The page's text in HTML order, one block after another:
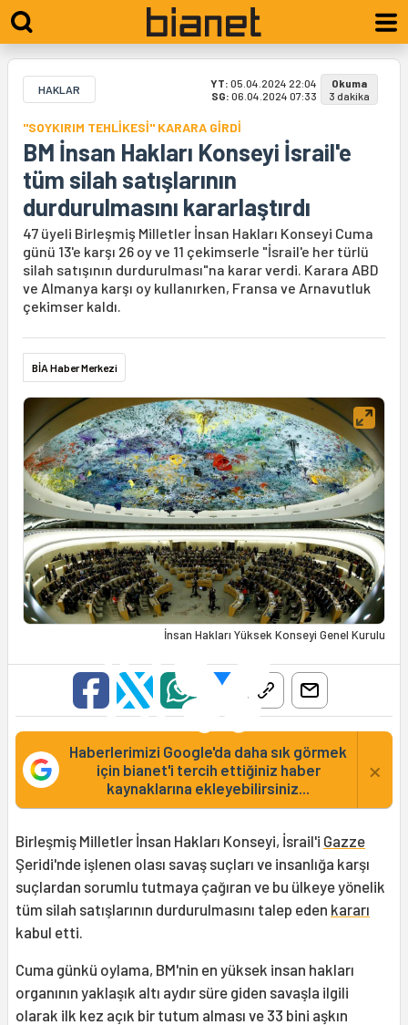
HAKLAR YT: 05.04.2024 22:04
SG: 06.04.2024 07:33
Okuma
3 dakika
"SOYKIRIM TEHLİKESİ" KARARA GİRDİ
BM İnsan Hakları Konseyi İsrail'e
tüm silah satışlarının
durdurulmasını kararlaştırdı
47 üyeli Birleşmiş Milletler İnsan Hakları Konseyi Cuma
günü 13'e karşı 26 oy ve 11 çekimserle "İsrail'e her türlü
silah satışının durdurulması"na karar verdi. Karara ABD
ve Almanya karşı oy kullanırken, Fransa ve Arnavutluk
çekimser kaldı.
BİA Haber Merkezi
İnsan Hakları Yüksek Konseyi Genel Kurulu
Haberlerimizi Google'da daha sık görmek
için bianet'i tercih ettiğiniz haber
kaynaklarına ekleyebilirsiniz...
×
Birleşmiş Milletler İnsan Hakları Konseyi, İsrail'i Gazze
Şeridi'nde işlenen olası savaş suçları ve insanlığa karşı
suçlardan sorumlu tutmaya çağıran ve bu ülkeye yönelik
tüm silah satışlarının durdurulmasını talep eden kararı
kabul etti.
Cuma günkü oylama, BM'nin en yüksek insan hakları
organının yaklaşık altı aydır süre giden savaşla ilgili
olarak ilk kez açık bir tutum alması ve 33 bini aşkın